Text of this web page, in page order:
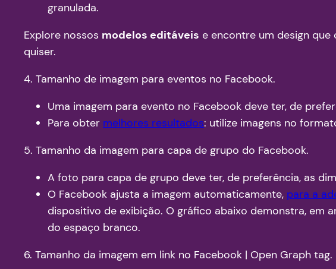
granulada.
Explore nossos modelos editáveis e encontre um design que
quiser.
4. Tamanho de imagem para eventos no Facebook.
Uma imagem para evento no Facebook deve ter, de
Para obter melhores resultados: utilize imagens no
5. Tamanho da imagem para capa de grupo do Facebook.
A foto para capa de grupo deve ter, de preferência, as
O Facebook ajusta a imagem automaticamente, para a
dispositivo de exibição. O gráfico abaixo demonstra, em
do espaço branco.
6. Tamanho da imagem em link no Facebook | Open Graph tag.